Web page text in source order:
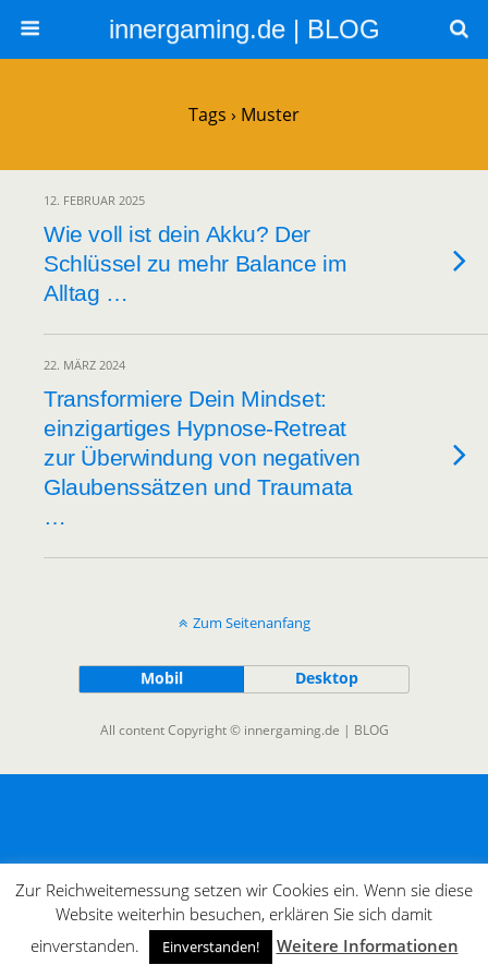
innergaming.de | BLOG
Tags › Muster
12. FEBRUAR 2025
Wie voll ist dein Akku? Der
Schlüssel zu mehr Balance im
Alltag …
22. MÄRZ 2024
Transformiere Dein Mindset:
einzigartiges Hypnose-Retreat
zur Überwindung von negativen
Glaubenssätzen und Traumata
…
Zum Seitenanfang
Mobil Desktop
All content Copyright © innergaming.de | BLOG
Zur Reichweitemessung setzen wir Cookies ein. Wenn sie diese
Website weiterhin besuchen, erklären Sie sich damit
einverstanden.
Einverstanden! Weitere Informationen